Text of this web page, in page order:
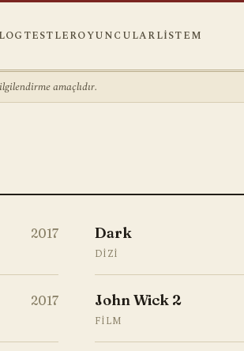
TESTLEROYUNCULARLISTEM
amaçlıdır.
2017 Dark
DIZI
2017 John Wick 2
FILM